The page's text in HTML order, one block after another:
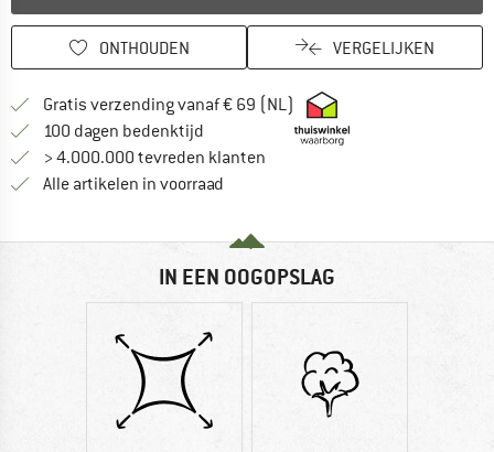
ONTHOUDEN VERGELIJKEN
Gratis verzending vanaf € 69 (NL) Vind hier de
100 dagen bedenktijd Vind de betalingsinformatie hier!
> 4.000.000 tevreden klanten
Alle artikelen in voorraad
IN EEN OOGOPSLAG